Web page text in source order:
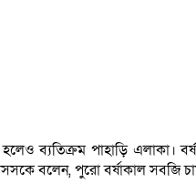
ব্যতিক্রম পাহাড়ি
বলেন, পুরো বর্ষাকাল সবজি